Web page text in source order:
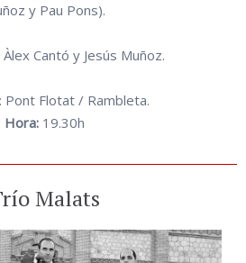
y Pau Pons).
Cantó y Jesús Muñoz.
Pont Flotat / Rambleta.
Hora:19.30h
Malats